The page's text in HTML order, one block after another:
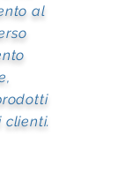
al
,
clienti.